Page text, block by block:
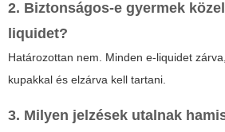
2. Biztonságos-e gyermek
liquidet?
Határozottan nem. Minden e-liquidet
kupakkal és elzárva kell tartani.
3. Milyen jelzések utalnak